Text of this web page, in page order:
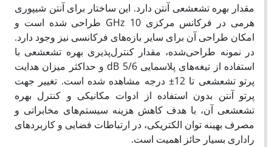
مقدار بهره تشعشعی آنتن دارد. این ساختار برای آنتن شیپوری
هرمی در فرکانس مرکزی GHz 10 طراحی ‌شده است و
امکان طراحی آن برای سایر بازه‌­های فرکانسی نیز وجود دارد.
در نمونه طراحی‌شده، مقدار کنترل‌پذیری بهره تشعشعی با
استفاده از تیغه­‌های پلاسمایی dB 5/6 و حداکثر میزان هدایت
پرتو تشعشعی تا 12± درجه مشاهده ‌شده است. تغییر جهت
پرتو آنتن بدون استفاده از ادوات مکانیکی و کنترل بهره
تشعشعی آن، با هدف کاهش هزینه سیستم‌­های مخابراتی و
مصرف بهینه توان الکتریکی، در ارتباطات فضایی و کاربردهای
راداری بسیار حائز اهمیت است.